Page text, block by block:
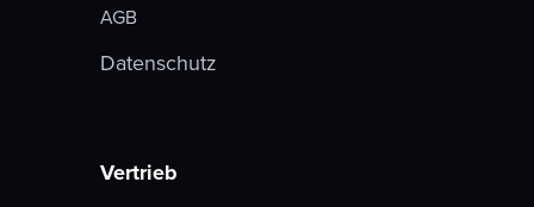
AGB
Datenschutz
Vertrieb